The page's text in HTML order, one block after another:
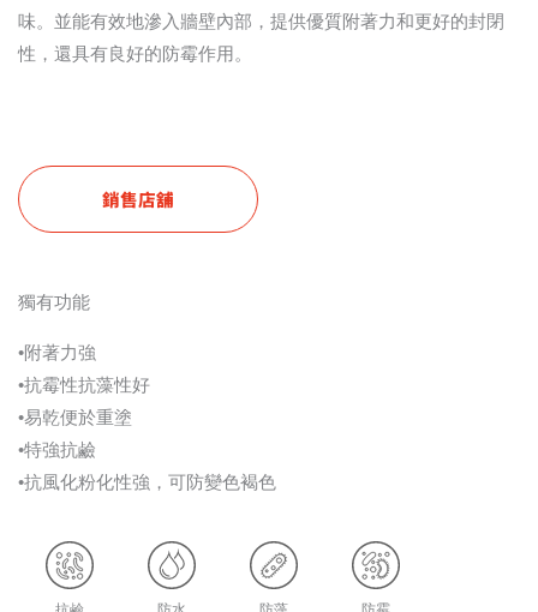
味。並能有效地滲入牆壁內部，提供優質附著力和更好的封閉
性，還具有良好的防霉作用。
銷售店舖
獨有功能
•附著力強
•抗霉性抗藻性好
•易乾便於重塗
•特強抗鹼
•抗風化粉化性強，可防變色褐色